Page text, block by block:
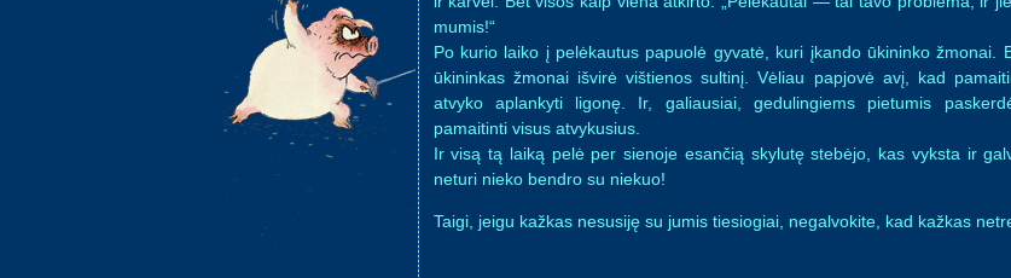
mumis!“
Po kurio laiko į pelėkautus papuolė gyvatė, kuri įkando ūkininko žmonai.
ūkininkas žmonai išvirė vištienos sultinį. Vėliau papjovė avį, kad
atvyko aplankyti ligonę. Ir, galiausiai, gedulingiems pietumis
pamaitinti visus atvykusius.
Ir visą tą laiką pelė per sienoje esančią skylutę stebėjo, kas vyksta ir
neturi nieko bendro su niekuo!
Taigi, jeigu kažkas nesusiję su jumis tiesiogiai, negalvokite, kad kažkas